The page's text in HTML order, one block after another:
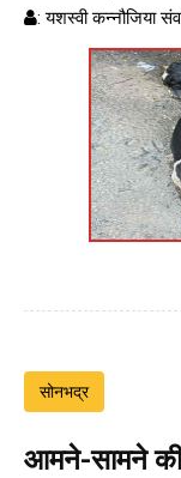
: यशस्वी कन्नौजिया
सोनभद्र
आमने-सामने की